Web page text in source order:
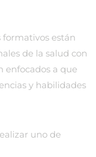
formativos están
de la salud con
enfocados a que
y habilidades
uno de